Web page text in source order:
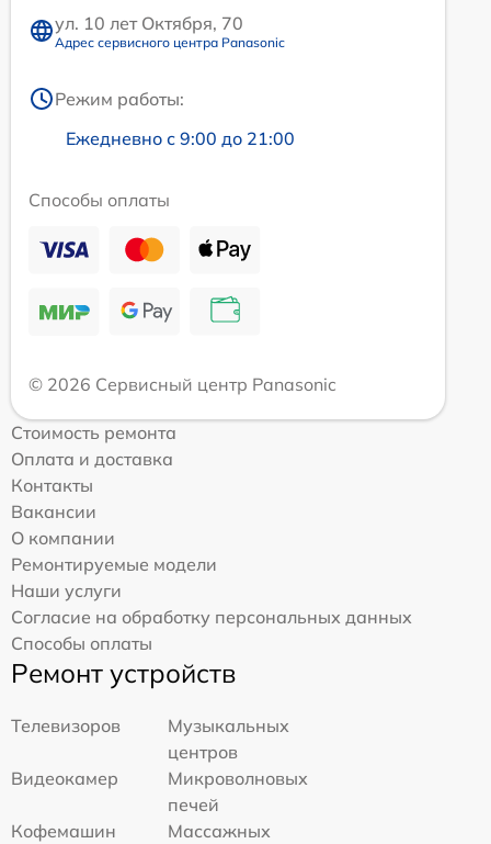
ул. 10 лет Октября, 70
Адрес сервисного центра Panasonic
Режим работы:
Ежедневно с 9:00 до 21:00
Способы оплаты
© 2026 Сервисный центр Panasonic
Стоимость ремонта
Оплата и доставка
Контакты
Вакансии
О компании
Ремонтируемые модели
Наши услуги
Согласие на обработку персональных данных
Способы оплаты
Ремонт устройств
Телевизоров
Музыкальных
центров
Видеокамер
Микроволновых
печей
Кофемашин
Массажных